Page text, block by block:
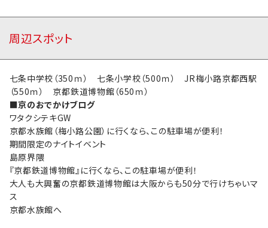
周辺スポット
七条中学校（350ｍ） 七条小学校（500ｍ） JR梅小路京都西駅
（550ｍ） 京都鉄道博物館（650ｍ）
■京のおでかけブログ
ワタクシテキGW
京都水族館（梅小路公園）に行くなら、この駐車場が便利！
期間限定のナイトイベント
島原界隈
『京都鉄道博物館』に行くなら、この駐車場が便利！
大人も大興奮の京都鉄道博物館は大阪からも50分で行けちゃいマ
ス
京都水族館へ